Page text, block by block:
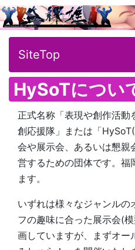
SiteTop
HySoTについ
正式名称「表現や創作活動
創応援隊」または「
会や展示会、あるいは懇親
営するための団体です。福
ます。
いずれは様々なジャンルの
フの趣味に合った展示会(
画していますが、まずオー